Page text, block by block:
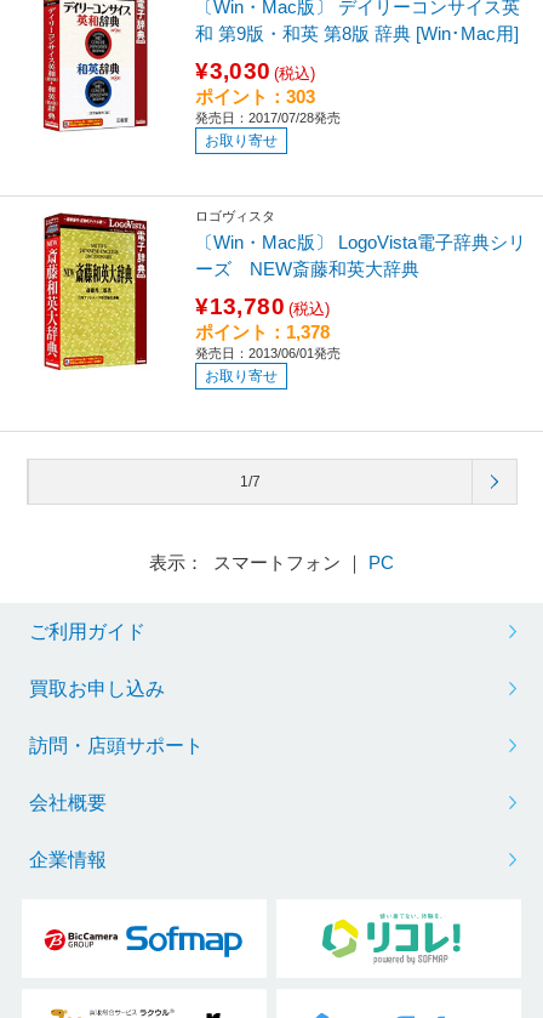
〔Win・Mac版〕 デイリーコンサイス英
和 第9版・和英 第8版 辞典 [Win･Mac用]
¥3,030 (税込)
ポイント：303
発売日：2017/07/28発売
お取り寄せ
ロゴヴィスタ
〔Win・Mac版〕 LogoVista電子辞典シリ
ーズ NEW斎藤和英大辞典
¥13,780 (税込)
ポイント：1,378
発売日：2013/06/01発売
お取り寄せ
1/7
表示： スマートフォン ｜ PC
ご利用ガイド
買取お申し込み
訪問・店頭サポート
会社概要
企業情報